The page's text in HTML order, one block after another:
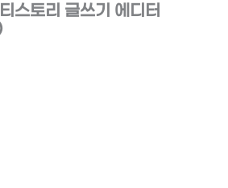
스토리 글쓰기 에디터